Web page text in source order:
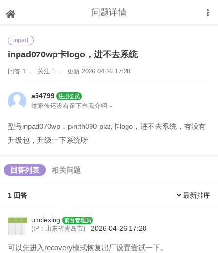
问题详情
下拉刷新
inpad
inpad070wp卡logo，进不去系统
回答 1 . 关注 1 . 更新 2026-04-26 17:28
a54799 注册会员
这家伙还没有留下自我介绍～
型号inpad070wp，p/n:th090-plat,卡logo，进不去系统，有没有
升级包，升级一下系统呀
回答列表 相关问题
1 回答 最新排序
unclexing 前台管理员
(IP : 山东省青岛市) 2026-04-26 17:28
可以先进入recovery模式恢复出厂设置尝试一下。